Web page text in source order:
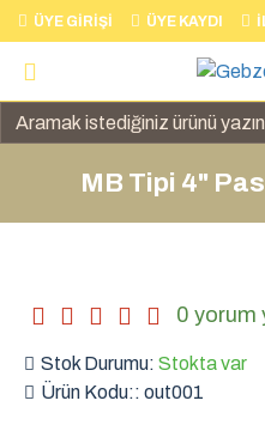
ÜYE GIRIŞI ÜYE KAYDI
MB Tipi 4"
Stok Durumu: Stokta var
Ürün Kodu:: out001
0 yorum